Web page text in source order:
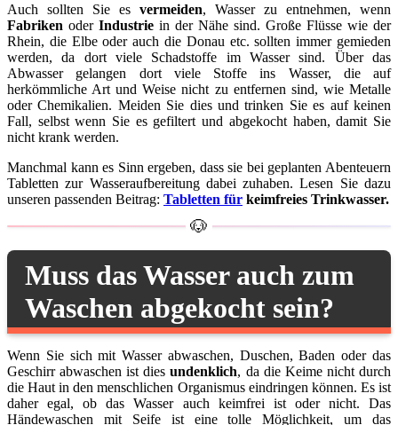
Auch sollten Sie es vermeiden, Wasser zu entnehmen, wenn
Fabriken oder Industrie in der Nähe sind. Große Flüsse wie der
Rhein, die Elbe oder auch die Donau etc. sollten immer gemieden
werden, da dort viele Schadstoffe im Wasser sind. Über das
Abwasser gelangen dort viele Stoffe ins Wasser, die auf
herkömmliche Art und Weise nicht zu entfernen sind, wie Metalle
oder Chemikalien. Meiden Sie dies und trinken Sie es auf keinen
Fall, selbst wenn Sie es gefiltert und abgekocht haben, damit Sie
nicht krank werden.
Manchmal kann es Sinn ergeben, dass sie bei geplanten Abenteuern
Tabletten zur Wasseraufbereitung dabei zuhaben. Lesen Sie dazu
unseren passenden Beitrag: Tabletten für keimfreies Trinkwasser.
Muss das Wasser auch zum
Waschen abgekocht sein?
Wenn Sie sich mit Wasser abwaschen, Duschen, Baden oder das
Geschirr abwaschen ist diesundenklich, da die Keime nicht durch
die Haut in den menschlichen Organismus eindringen können. Es ist
daher egal, ob das Wasser auch keimfrei ist oder nicht. Das
Händewaschen mit Seife ist eine tolle Möglichkeit, um das